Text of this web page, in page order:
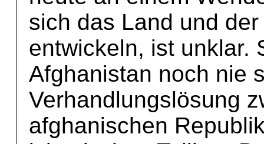
sich das Land und
entwickeln, ist unklar.
Afghanistan noch nie
Verhandlungslösung
afghanischen